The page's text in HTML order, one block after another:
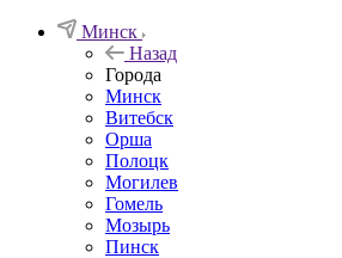
Минск
Назад
Города
Минск
Витебск
Орша
Полоцк
Могилев
Гомель
Мозырь
Пинск